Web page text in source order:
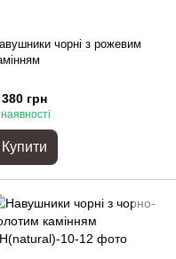
чорні з рожевим
грн
Купити